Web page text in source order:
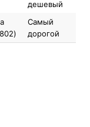
дешевый
Самый
дорогой